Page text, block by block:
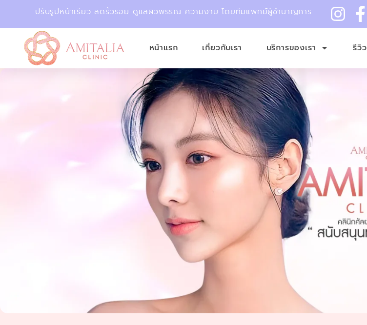
ปรับรูปหน้าเรียว ลดริ้วรอย ดูแลผิวพรรณ ความงาม โดยทีมแพทย์ผู้ชำนาญการ
หน้าแรก เกี่ยวกับเรา บริการของเรา รีวิว